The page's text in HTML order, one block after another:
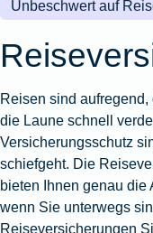
Zur
Unbeschwert auf
Reisen sind
die Laune schnell
Versicherungsschutz
schiefgeht. Die
bieten Ihnen genau die
wenn Sie unterwegs
Reiseversicherungen